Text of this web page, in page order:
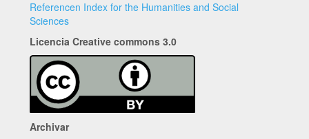
Referencen Index for the Humanities and Social
Sciences
Licencia Creative commons 3.0
Archivar